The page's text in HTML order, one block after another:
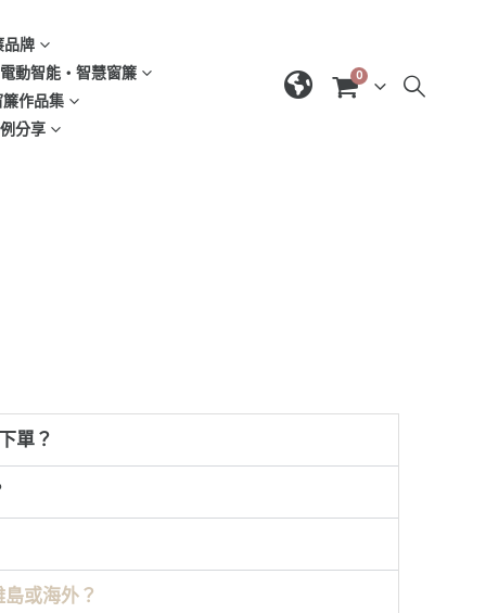
牌
動智能‧智慧窗簾
作品集
分享
0
單？
或海外？